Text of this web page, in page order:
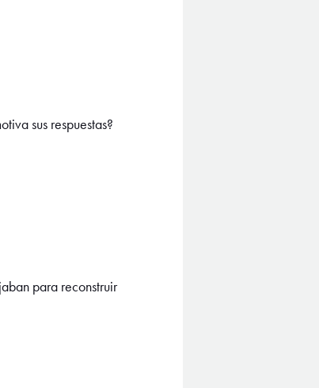
sus respuestas?
para reconstruir